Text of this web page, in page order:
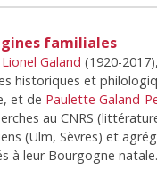
familiales
Lionel Galand (1920-
historiques et
et de Paulette Galand-
au CNRS
(Ulm, Sèvres) et
à leur Bourgogne natale.